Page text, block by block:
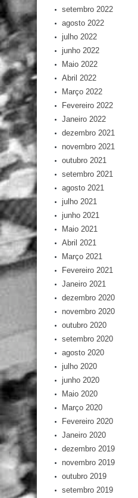
setembro 2022
agosto 2022
julho 2022
junho 2022
Maio 2022
Abril 2022
Março 2022
Fevereiro 2022
Janeiro 2022
dezembro 2021
novembro 2021
outubro 2021
setembro 2021
agosto 2021
julho 2021
junho 2021
Maio 2021
Abril 2021
Março 2021
Fevereiro 2021
Janeiro 2021
dezembro 2020
novembro 2020
outubro 2020
setembro 2020
agosto 2020
julho 2020
junho 2020
Maio 2020
Março 2020
Fevereiro 2020
Janeiro 2020
dezembro 2019
novembro 2019
outubro 2019
setembro 2019